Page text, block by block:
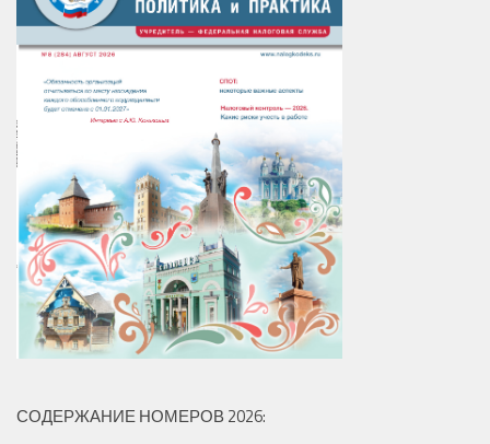
СОДЕРЖАНИЕ НОМЕРОВ 2026: